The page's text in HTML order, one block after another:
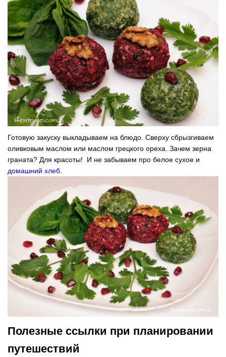
Готовую закуску выкладываем на блюдо. Сверху сбрызгиваем
оливковым маслом или маслом грецкого ореха. Зачем зерна
граната? Для красоты! И не забываем про белое сухое и
домашний хлеб
Полезные ссылки при планировании
путешествий